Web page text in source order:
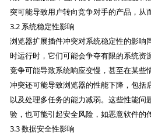
突可能导致用户转向竞争对手的产品，从
3.2 系统稳定性影响
浏览器扩展插件冲突对系统稳定性的影响
时运行时，它们可能会争夺有限的系统资
竞争可能导致系统响应变慢，甚至在某些
冲突还可能导致浏览器的性能下降，包括
以及处理多任务的能力减弱。这些性能问
验，也可能引起安全风险，如恶意软件的
3.3 数据安全性影响